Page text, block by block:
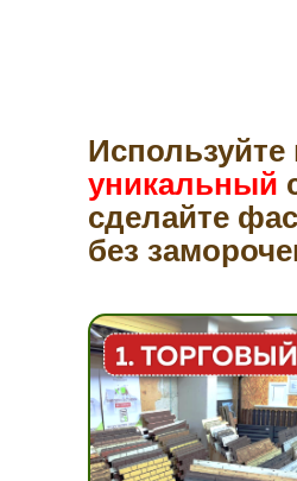
Используйте
уникальный
сделайте
без